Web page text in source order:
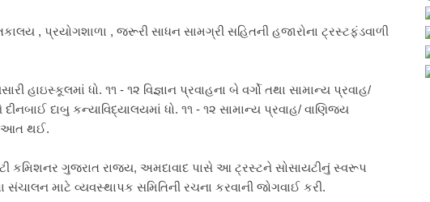
, પ્રયોગશાળા , જરૂરી સાધન સામગ્રી સહિતની હજારોના ટ્રસ્ટફંડવાળી
હાઇસ્કૂલમાં ધો. ૧૧ - ૧૨ વિજ્ઞાન પ્રવાહના બે વર્ગો તથા સામાન્ય પ્રવાહ/
દાબુ કન્યાવિદ્યાલયમાં ધો. ૧૧ - ૧૨ સામાન્ય પ્રવાહ/ વાણિજ્ય
થઈ.
કમિશનર ગુજરાત રાજ્ય, અમદાવાદ પાસે આ ટ્રસ્ટને સોસાયટીનું સ્વરૂપ
માટે વ્યવસ્થાપક સમિતિની રચના કરવાની જોગવાઈ કરી.